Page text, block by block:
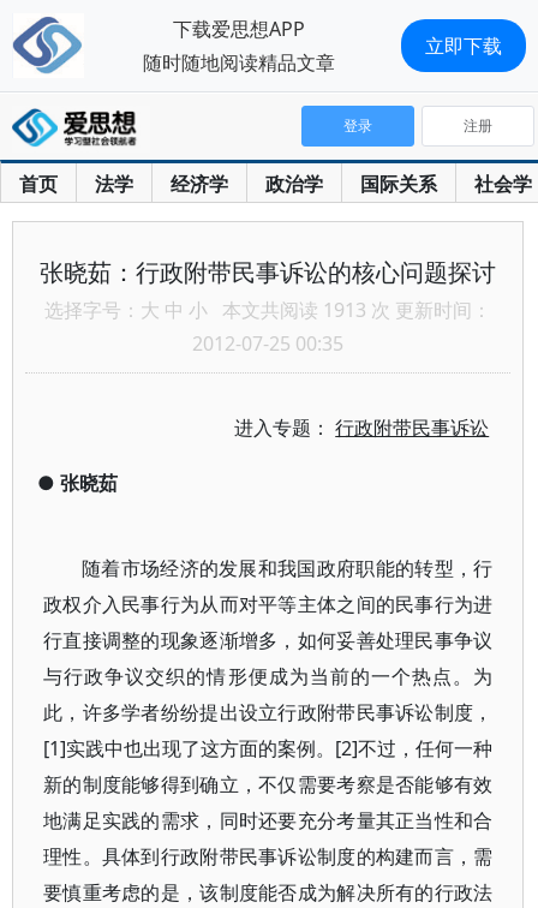
首页 法学 经济学 政治学 国际关系 社会学
登录 注册
张晓茹：行政附带民事诉讼的核心问题探讨
选择字号： 大 中 小 本文共阅读 1913 次 更新时间：
2012-07-25 00:35
进入专题：行政附带民事诉讼
● 张晓茹
随着市场经济的发展和我国政府职能的转型，行
政权介入民事行为从而对平等主体之间的民事行为进
行直接调整的现象逐渐增多，如何妥善处理民事争议
与行政争议交织的情形便成为当前的一个热点。为
此，许多学者纷纷提出设立行政附带民事诉讼制度，
[1]实践中也出现了这方面的案例。[2]不过，任何一种
新的制度能够得到确立，不仅需要考察是否能够有效
地满足实践的需求，同时还要充分考量其正当性和合
理性。具体到行政附带民事诉讼制度的构建而言，需
要慎重考虑的是，该制度能否成为解决所有的行政法
下载爱思想APP
随时随地阅读精品文章
立即下载